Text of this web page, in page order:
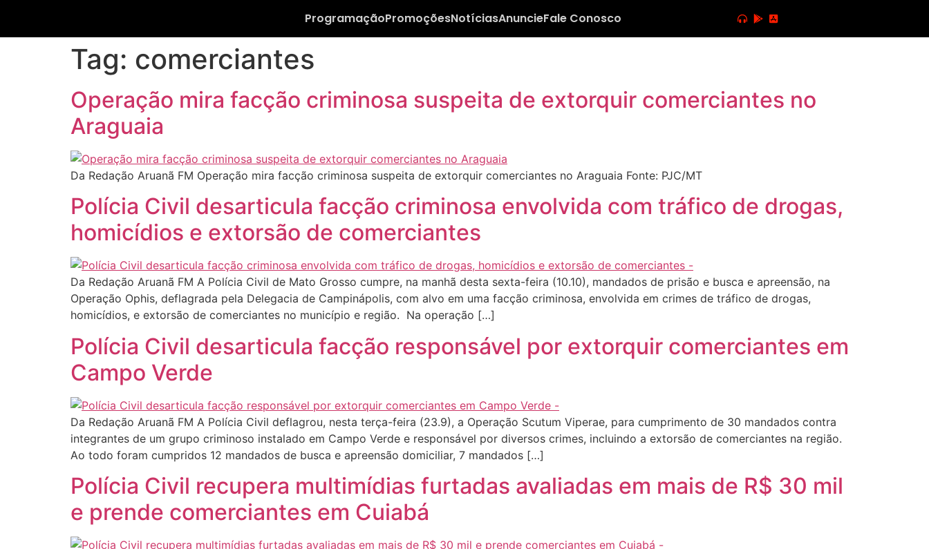
ProgramaçãoPromoçõesNotíciasAnuncieFale Conosco
Tag: comerciantes
Operação mira facção criminosa suspeita de extorquir comerciantes no
Araguaia
Da Redação Aruanã FM Operação mira facção criminosa suspeita de extorquir comerciantes no Araguaia Fonte: PJC/MT
Polícia Civil desarticula facção criminosa envolvida com tráfico de drogas,
homicídios e extorsão de comerciantes
Da Redação Aruanã FM A Polícia Civil de Mato Grosso cumpre, na manhã desta sexta-feira (10.10), mandados de prisão e busca e apreensão, na
Operação Ophis, deflagrada pela Delegacia de Campinápolis, com alvo em uma facção criminosa, envolvida em crimes de tráfico de drogas,
homicídios, e extorsão de comerciantes no município e região. Na operação […]
Polícia Civil desarticula facção responsável por extorquir comerciantes em
Campo Verde
Da Redação Aruanã FM A Polícia Civil deflagrou, nesta terça-feira (23.9), a Operação Scutum Viperae, para cumprimento de 30 mandados contra
integrantes de um grupo criminoso instalado em Campo Verde e responsável por diversos crimes, incluindo a extorsão de comerciantes na região.
Ao todo foram cumpridos 12 mandados de busca e apreensão domiciliar, 7 mandados […]
Polícia Civil recupera multimídias furtadas avaliadas em mais de R$ 30 mil
e prende comerciantes em Cuiabá